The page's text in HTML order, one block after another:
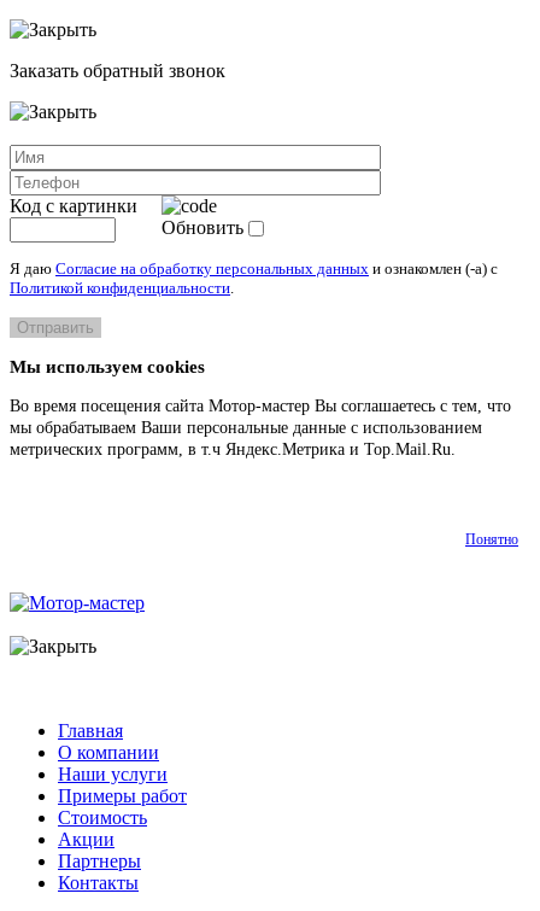
Заказать обратный звонок
Код с картинки
Обновить
Я даю Согласие на обработку персональных данных и ознакомлен (-а) c
Политикой конфиденциальности.
Мы используем cookies
Во время посещения сайта Мотор-мастер Вы соглашаетесь с тем, что
мы обрабатываем Ваши персональные данные с использованием
метрических программ, в т.ч Яндекс.Метрика и Top.Mail.Ru.
Понятно
Главная
О компании
Наши услуги
Примеры работ
Стоимость
Акции
Партнеры
Контакты